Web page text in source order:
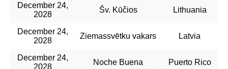
December 24,
2028
Šv. Kūčios Lithuania
December 24,
2028
Ziemassvētku vakars Latvia
December 24,
2028
Noche Buena Puerto Rico